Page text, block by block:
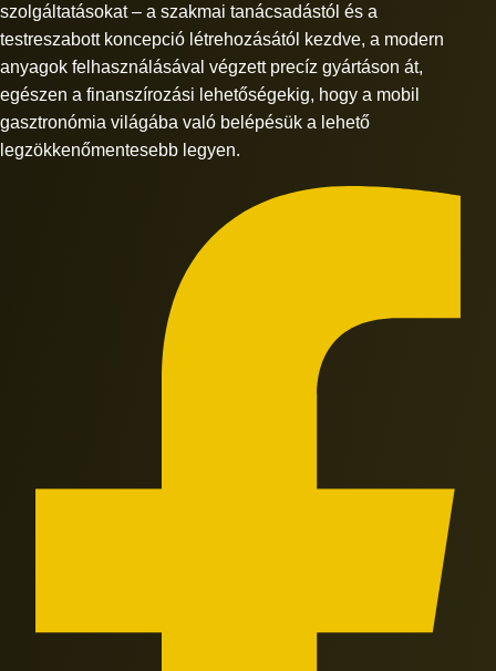
szolgáltatásokat – a szakmai tanácsadástól és a
testreszabott koncepció létrehozásától kezdve, a modern
anyagok felhasználásával végzett precíz gyártáson át,
egészen a finanszírozási lehetőségekig, hogy a mobil
gasztronómia világába való belépésük a lehető
legzökkenőmentesebb legyen.